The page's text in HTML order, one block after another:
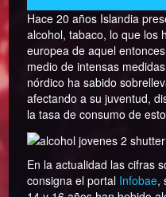
Hace 20 años Islandia
alcohol, tabaco, lo que los
europea de aquel
medio de intensas
nórdico ha sabido
afectando a su juventud,
la tasa de consumo de
En la actualidad las cifras
consigna el portal Infobae,